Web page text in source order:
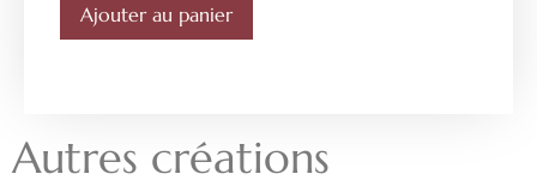
Ajouter au panier
Autres créations